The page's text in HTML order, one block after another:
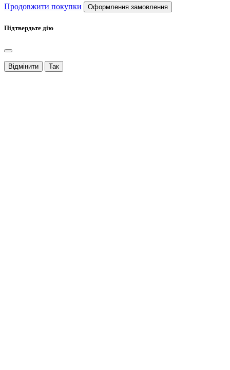
Продовжити покупки
Оформлення замовлення
Підтвердьте дію
Відмінити Так